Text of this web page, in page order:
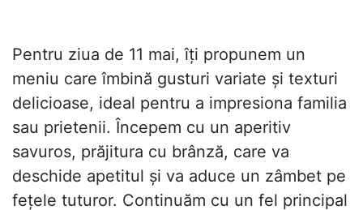
Pentru ziua de 11 mai, îți propunem un
meniu care îmbină gusturi variate și texturi
delicioase, ideal pentru a impresiona familia
sau prietenii. Începem cu un aperitiv
savuros, prăjitura cu brânză, care va
deschide apetitul și va aduce un zâmbet pe
fețele tuturor. Continuăm cu un fel principal